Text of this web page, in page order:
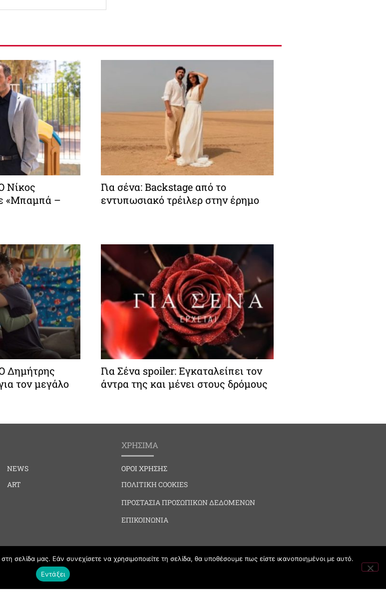
Νίκος
«Μπαμπά –
Για σένα: Backstage από το
εντυπωσιακό τρέιλερ στην έρημο
Δημήτρης
τον μεγάλο
Για Σένα spoiler: Εγκαταλείπει τον
άντρα της και μένει στους δρόμους
NEWS
ART
ΧΡΗΣΙΜΑ
ΟΡΟΙ ΧΡΗΣΗΣ
ΠΟΛΙΤΙΚΗ COOKIES
ΠΡΟΣΤΑΣΙΑ ΠΡΟΣΩΠΙΚΩΝ ΔΕΔΟΜΕΝΩΝ
ΕΠΙΚΟΙΝΩΝΙΑ
σελίδα μας. Εάν συνεχίσετε να χρησιμοποιείτε τη σελίδα, θα υποθέσουμε πως είστε ικανοποιημένοι με αυτό.
Εντάξει